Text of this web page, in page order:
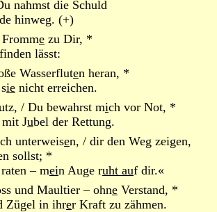
nahmst die Schuld
hinweg. (+)
e zu Dir, *
lässt:
Wasserfluten heran, *
ie nicht erreichen.
/ Du bewahrst mich vor Not, *
Jubel der Rettung.
unterweisen, / dir den Weg zeigen,
sollst; *
– mein Auge ruht auf dir.«
und Maultier – ohne Verstand, *
Zügel in ihrer Kraft zu zähmen.